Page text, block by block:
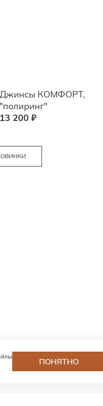
Джинсы КОМФОРТ,
"полиринг"
13 200 ₽
ПОНЯТНО